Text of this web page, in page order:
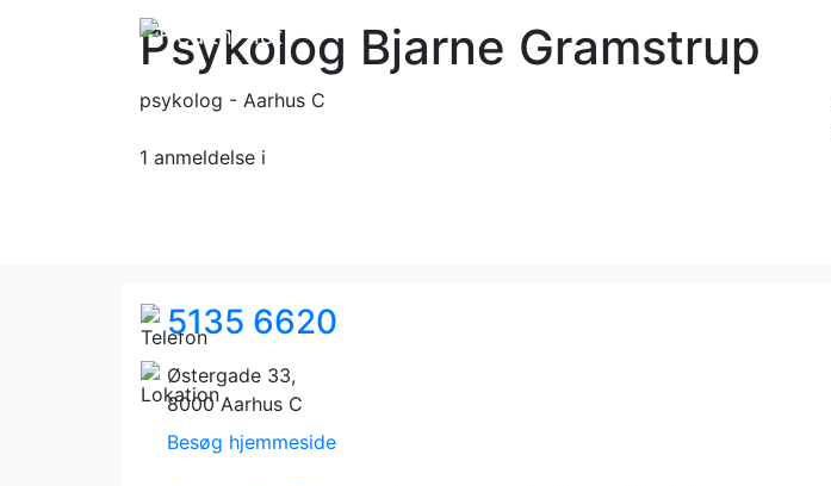
Psykolog Bjarne Gramstrup
psykolog - Aarhus C
1 anmeldelse i
5135 6620
Østergade 33,
8000 Aarhus C
Besøg hjemmeside